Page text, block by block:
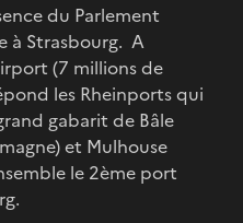
du Parlement
à Strasbourg. A
(7 millions de
les Rheinports qui
gabarit de Bâle
et Mulhouse
le 2ème port